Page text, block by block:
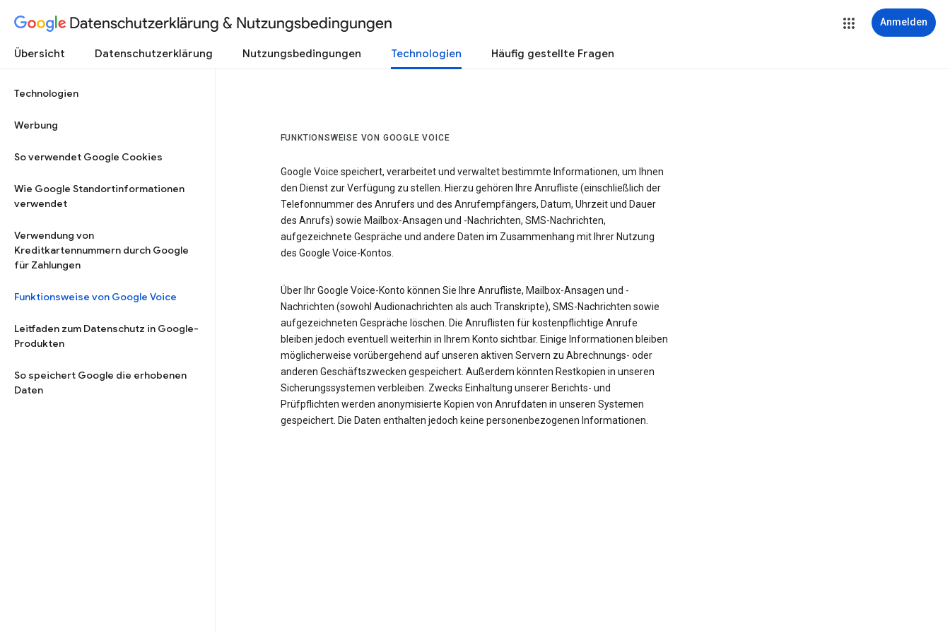
Datenschutzerklärung & Nutzungsbedingungen Anmelden
Übersicht Datenschutzerklärung Nutzungsbedingungen Technologien Häufig gestellte Fragen
Technologien
Werbung
So verwendet Google Cookies
Wie Google Standortinformationen
verwendet
Verwendung von
Kreditkartennummern durch Google
für Zahlungen
Funktionsweise von Google Voice
Leitfaden zum Datenschutz in Google-
Produkten
So speichert Google die erhobenen
Daten
FUNKTIONSWEISE VON GOOGLE VOICE
Google Voice speichert, verarbeitet und verwaltet bestimmte Informationen, um Ihnen
den Dienst zur Verfügung zu stellen. Hierzu gehören Ihre Anrufliste (einschließlich der
Telefonnummer des Anrufers und des Anrufempfängers, Datum, Uhrzeit und Dauer
des Anrufs) sowie Mailbox-Ansagen und -Nachrichten, SMS-Nachrichten,
aufgezeichnete Gespräche und andere Daten im Zusammenhang mit Ihrer Nutzung
des Google Voice-Kontos.
Über Ihr Google Voice-Konto können Sie Ihre Anrufliste, Mailbox-Ansagen und -
Nachrichten (sowohl Audionachrichten als auch Transkripte), SMS-Nachrichten sowie
aufgezeichneten Gespräche löschen. Die Anruflisten für kostenpflichtige Anrufe
bleiben jedoch eventuell weiterhin in Ihrem Konto sichtbar. Einige Informationen bleiben
möglicherweise vorübergehend auf unseren aktiven Servern zu Abrechnungs- oder
anderen Geschäftszwecken gespeichert. Außerdem könnten Restkopien in unseren
Sicherungssystemen verbleiben. Zwecks Einhaltung unserer Berichts- und
Prüfpflichten werden anonymisierte Kopien von Anrufdaten in unseren Systemen
gespeichert. Die Daten enthalten jedoch keine personenbezogenen Informationen.